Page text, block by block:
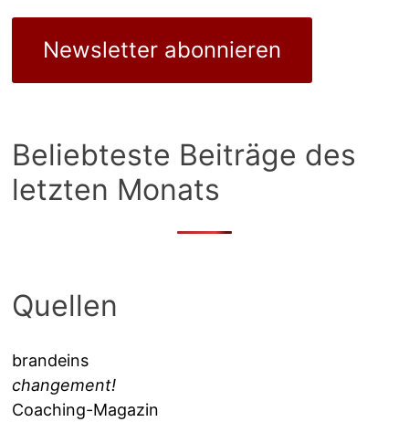
Newsletter abonnieren
Beliebteste Beiträge des
letzten Monats
Quellen
brandeins
changement!
Coaching-Magazin